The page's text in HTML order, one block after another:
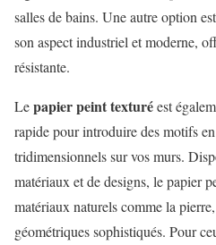
salles de bains. Une autre option
son aspect industriel et moderne,
résistante.
Lepapier peint texturéest
rapide pour introduire des motifs
tridimensionnels sur vos murs.
matériaux et de designs, le papier
matériaux naturels comme la
géométriques sophistiqués. Pour